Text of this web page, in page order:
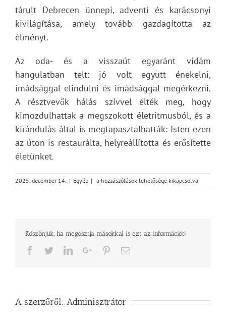
tárult Debrecen ünnepi, adventi és karácsonyi
kivilágítása, amely tovább gazdagította az
élményt.
Az oda- és a visszaút egyaránt vidám
hangulatban telt: jó volt együtt énekelni,
imádsággal elindulni és imádsággal megérkezni.
A résztvevők hálás szívvel élték meg, hogy
kimozdulhattak a megszokott életritmusból, és a
kirándulás által is megtapasztalhatták: Isten ezen
az úton is restaurálta, helyreállította és erősítette
életünket.
2025. december 14. | Egyéb | Beszámoló
az
a hozzászólások lehetősége kikapcsolva
Köszönjük, ha megosztja másokkal is ezt az információt!
Facebook
TwitterLinkedInGoogle+PinterestEmail
A szerzőről: Adminisztrátor